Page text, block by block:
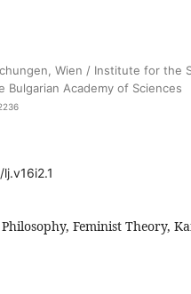
Wien / Institute for the
Bulgarian Academy of Sciences
Feminist Theory,